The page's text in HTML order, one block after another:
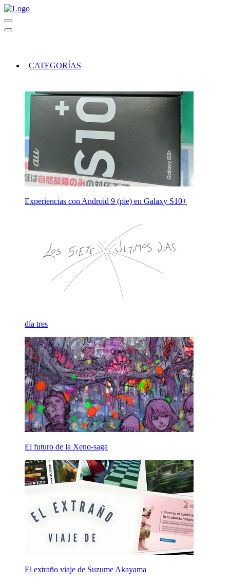
CATEGORÍAS
Experiencias con Android 9 (pie) en Galaxy S10+
día tres
El futuro de la Xeno-saga
El extraño viaje de Suzume Akayama